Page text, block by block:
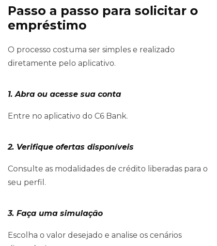
Passo a passo para solicitar o
empréstimo
O processo costuma ser simples e realizado
diretamente pelo aplicativo.
1. Abra ou acesse sua conta
Entre no aplicativo do C6 Bank.
2. Verifique ofertas disponíveis
Consulte as modalidades de crédito liberadas para o
seu perfil.
3. Faça uma simulação
Escolha o valor desejado e analise os cenários